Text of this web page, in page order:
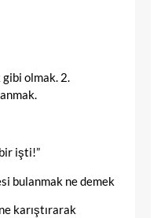
gibi olmak. 2.
bir işti!”
bulanmak ne demek
karıştırarak